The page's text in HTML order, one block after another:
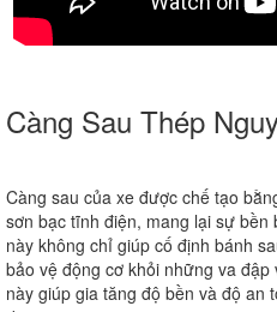
Càng Sau Thép
Càng sau của xe được chế tạo
sơn bạc tĩnh điện, mang lại sự
này không chỉ giúp cố định bánh
bảo vệ động cơ khỏi những va
này giúp gia tăng độ bền và độ an